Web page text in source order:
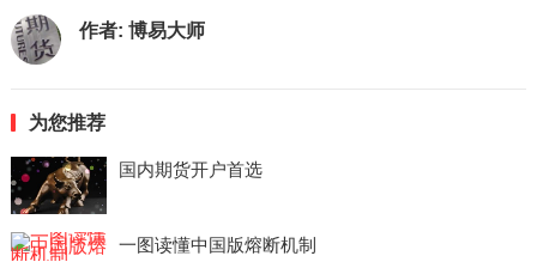
作者: 博易大师
为您推荐
国内期货开户首选
一图读懂中国版熔断机制